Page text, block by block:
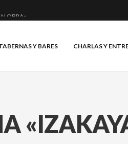
OBRA»
Y BARES CHARLAS Y